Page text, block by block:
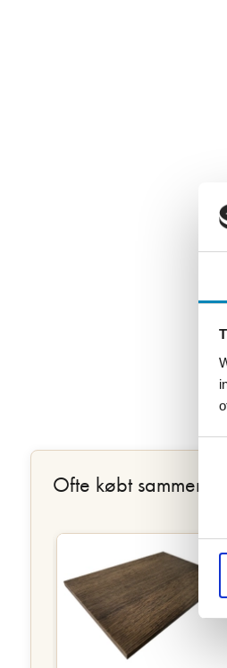
Ofte købt sammen